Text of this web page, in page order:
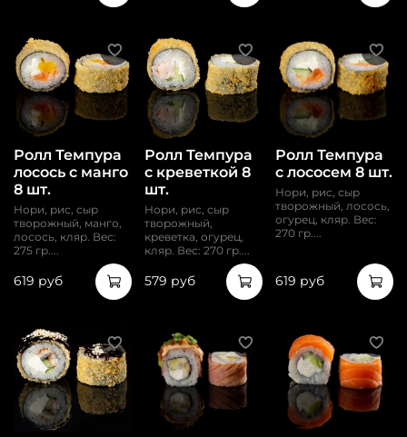
Ролл Темпура
лосось с манго
8 шт.
Нори, рис, сыр
творожный, манго,
лосось, кляр. Вес:
275 гр....
619 руб
Ролл Темпура
с креветкой 8
шт.
Нори, рис, сыр
творожный,
креветка, огурец,
кляр. Вес: 270 гр....
579 руб
Ролл Темпура
с лососем 8 шт.
Нори, рис, сыр
творожный, лосось,
огурец, кляр. Вес:
270 гр....
619 руб